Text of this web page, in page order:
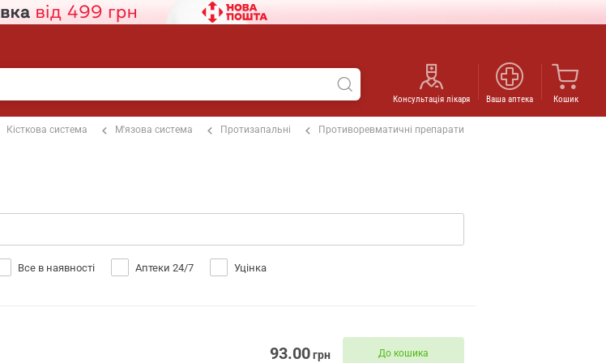
Консультація лікаря Ваша аптека Кошик
Кісткова система М'язова система Протизапальні Противоревматичні препарати
Все в наявності Аптеки 24/7 Уцінка
93.00грн До кошика